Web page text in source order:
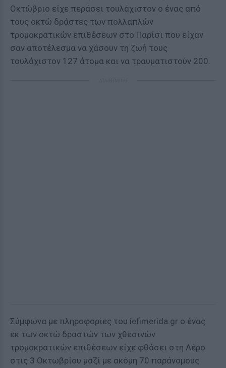
Οκτώβριο είχε περάσει τουλάχιστον ο ένας από
τους οκτώ δράστες των πολλαπλών
τρομοκρατικών επιθέσεων στο Παρίσι που είχαν
σαν αποτέλεσμα να χάσουν τη ζωή τους
τουλάχιστον 127 άτομα και να τραυματιστούν 200.
Σύμφωνα με πληροφορίες του iefimerida.gr o ένας
εκ των οκτώ δραστών των χθεσινών
τρομοκρατικών επιθέσεων είχε φθάσει στη Λέρο
στις 3 Οκτωβρίου μαζί με ακόμη 70 παράνομους